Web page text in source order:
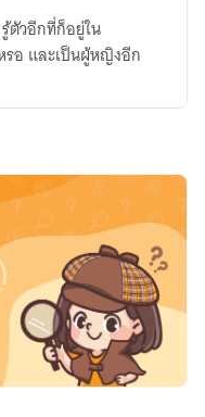
ตัวอีกที่ก็อยู่ใน
รอ และเป็นผู้หญิงอีก